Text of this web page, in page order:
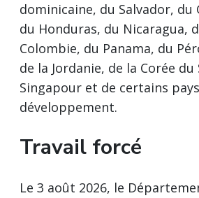
dominicaine, du Salvador, du
du Honduras, du Nicaragua,
Colombie, du Panama, du
de la Jordanie, de la Corée du
Singapour et de certains
développement.
Travail forcé
Le 3 août 2026, le